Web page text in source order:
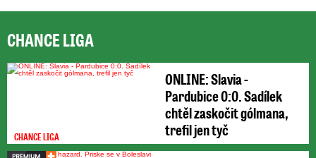
CHANCE LIGA
CHANCE LIGA
ONLINE: Slavia -
Pardubice 0:0. Sadílek
chtěl zaskočit gólmana,
trefil jen tyč